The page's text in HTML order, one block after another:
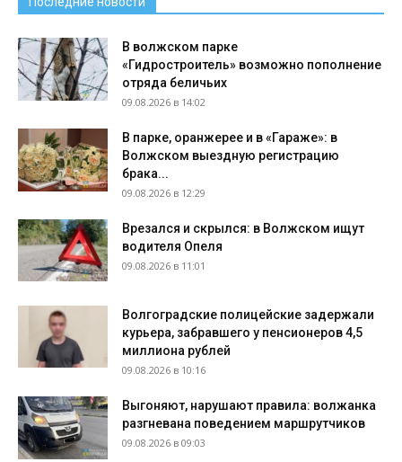
В волжском парке
«Гидростроитель» возможно пополнение
отряда беличьих
09.08.2026 в 14:02
В парке, оранжерее и в «Гараже»: в
Волжском выездную регистрацию
брака...
09.08.2026 в 12:29
Врезался и скрылся: в Волжском ищут
водителя Опеля
09.08.2026 в 11:01
Волгоградские полицейские задержали
курьера, забравшего у пенсионеров 4,5
миллиона рублей
09.08.2026 в 10:16
Выгоняют, нарушают правила: волжанка
разгневана поведением маршрутчиков
09.08.2026 в 09:03